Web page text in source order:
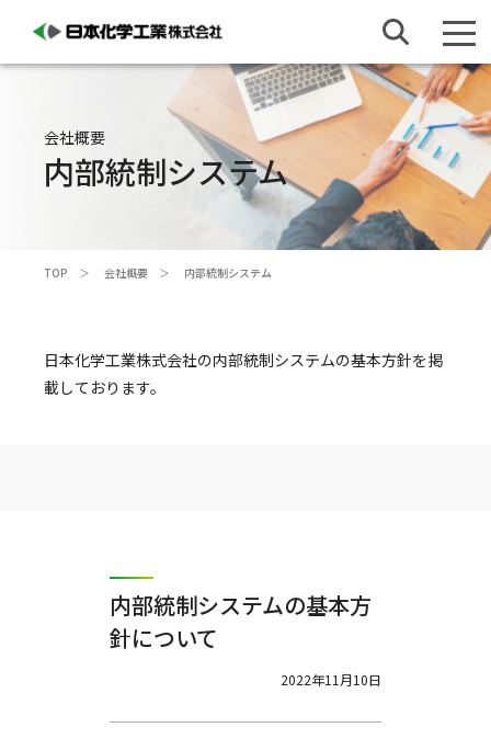
会社概要
内部統制システム
TOP 会社概要 内部統制システム
日本化学工業株式会社の内部統制システムの基本方針を掲
載しております。
内部統制システムの基本方
針について
2022年11月10日